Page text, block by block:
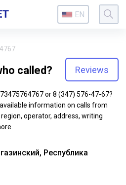
EN
called? Reviews
or 8 (347) 576-47-67?
information on calls from
operator, address, writing
Республика